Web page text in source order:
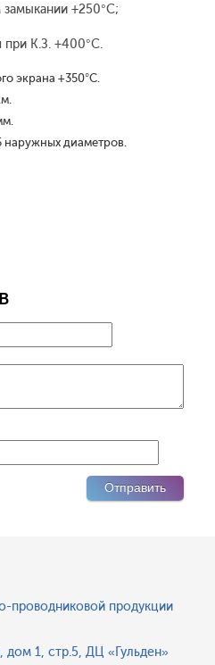
+250°С;
при К.З. +400°С.
экрана +350°С.
наружных диаметров.
проводниковой продукции
дом 1, стр.5, ДЦ «Гульден»